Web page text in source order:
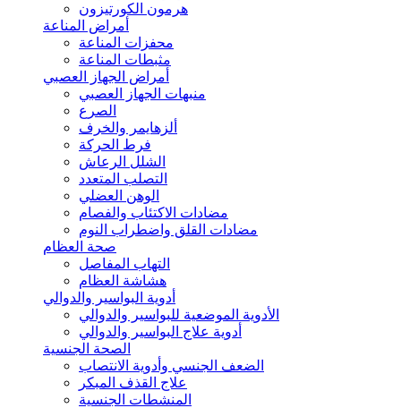
هرمون الكورتيزون
أمراض المناعة
محفزات المناعة
مثبطات المناعة
أمراض الجهاز العصبي
منبهات الجهاز العصبي
الصرع
ألزهايمر والخرف
فرط الحركة
الشلل الرعاش
التصلب المتعدد
الوهن العضلي
مضادات الاكتئاب والفصام
مضادات القلق واضطراب النوم
صحة العظام
التهاب المفاصل
هشاشة العظام
أدوية البواسير والدوالي
الأدوية الموضعية للبواسير والدوالي
أدوية علاج البواسير والدوالي
الصحة الجنسية
الضعف الجنسي وأدوية الانتصاب
علاج القذف المبكر
المنشطات الجنسية